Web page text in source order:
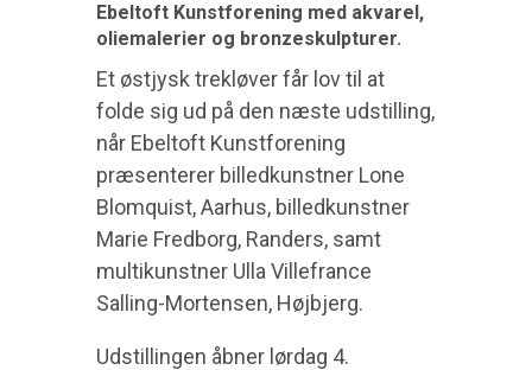
Ebeltoft Kunstforening med akvarel,
oliemalerier og bronzeskulpturer.
Et østjysk trekløver får lov til at
folde sig ud på den næste udstilling,
når Ebeltoft Kunstforening
præsenterer billedkunstner Lone
Blomquist, Aarhus, billedkunstner
Marie Fredborg, Randers, samt
multikunstner Ulla Villefrance
Salling-Mortensen, Højbjerg.
Udstillingen åbner lørdag 4.